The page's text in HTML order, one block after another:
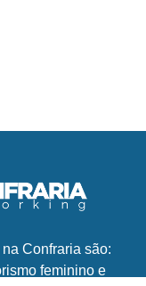
Confraria são:
feminino e